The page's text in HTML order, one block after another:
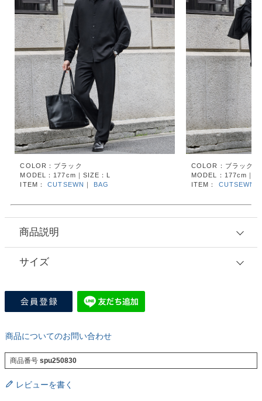
COLOR：ブラック
MODEL：177cm｜SIZE：L
ITEM：CUTSEWN ｜ BAG
COLOR：ブラック
MODEL：177cm｜
ITEM： CUTSEWN
商品説明
サイズ
商品についてのお問い合わせ
商品番号 spu250830
レビューを書く